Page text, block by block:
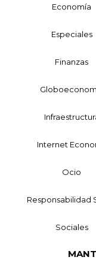
Economía
Especiales
Finanzas
Internet
Ocio
Responsabilidad
Sociales